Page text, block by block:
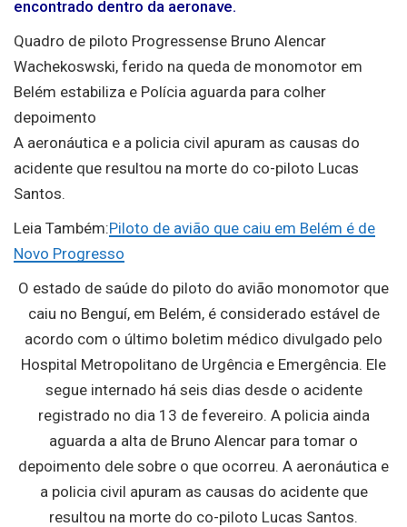
encontrado dentro da aeronave.
Quadro de piloto Progressense Bruno Alencar
Wachekoswski, ferido na queda de monomotor em
Belém estabiliza e Polícia aguarda para colher
depoimento
A aeronáutica e a policia civil apuram as causas do
acidente que resultou na morte do co-piloto Lucas
Santos.
Leia Também:Piloto de avião que caiu em Belém é de
Novo Progresso
O estado de saúde do piloto do avião monomotor que
caiu no Benguí, em Belém, é considerado estável de
acordo com o último boletim médico divulgado pelo
Hospital Metropolitano de Urgência e Emergência. Ele
segue internado há seis dias desde o acidente
registrado no dia 13 de fevereiro. A policia ainda
aguarda a alta de Bruno Alencar para tomar o
depoimento dele sobre o que ocorreu. A aeronáutica e
a policia civil apuram as causas do acidente que
resultou na morte do co-piloto Lucas Santos.